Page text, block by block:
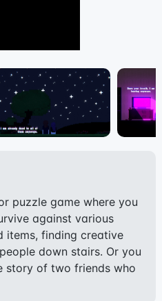
puzzle game where you
against various
items, finding creative
down stairs. Or you
story of two friends who